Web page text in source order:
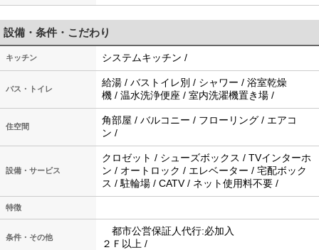
設備・条件・こだわり
キッチン システムキッチン /
バス・トイレ
給湯 / バストイレ別 / シャワー / 浴室乾燥
機 / 温水洗浄便座 / 室内洗濯機置き場 /
住空間
角部屋 / バルコニー / フローリング / エアコ
ン /
設備・サービス
クロゼット / シューズボックス / TVインターホ
ン / オートロック / エレベーター / 宅配ボック
ス / 駐輪場 / CATV / ネット使用料不要 /
特徴
条件・その他
都市公営保証人代行:必加入
２Ｆ以上 /